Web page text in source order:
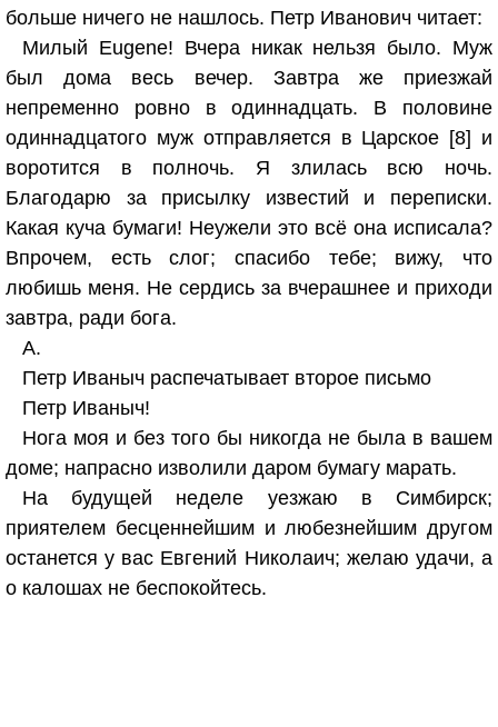
больше ничего не нашлось. Петр Иванович читает:
Милый Eugene! Вчера никак нельзя было. Муж
был дома весь вечер. Завтра же приезжай
непременно ровно в одиннадцать. В половине
одиннадцатого муж отправляется в Царское [8] и
воротится в полночь. Я злилась всю ночь.
Благодарю за присылку известий и переписки.
Какая куча бумаги! Неужели это всё она исписала?
Впрочем, есть слог; спасибо тебе; вижу, что
любишь меня. Не сердись за вчерашнее и приходи
завтра, ради бога.
А.
Петр Иваныч распечатывает второе письмо
Петр Иваныч!
Нога моя и без того бы никогда не была в вашем
доме; напрасно изволили даром бумагу марать.
На будущей неделе уезжаю в Симбирск;
приятелем бесценнейшим и любезнейшим другом
останется у вас Евгений Николаич; желаю удачи, а
о калошах не беспокойтесь.